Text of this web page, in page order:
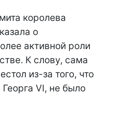
королева
о
активной роли
К слову, сама
из-за того, что
VI, не было